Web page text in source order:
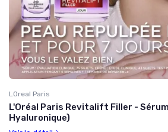
LOreal Paris
L'Oréal Paris Revitalift Filler -
Hyaluronique)